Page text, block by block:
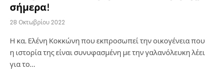
σήμερα!
28 Οκτωβρίου 2022
Η κα. Ελένη Κοκκώνη που εκπροσωπεί την οικογένεια που
η ιστορία της είναι συνυφασμένη με την γαλανόλευκη λέει
για το…